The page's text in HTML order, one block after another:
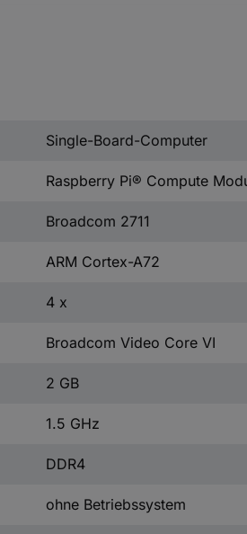
Single-Board-Computer
Raspberry Pi® Compute
Broadcom 2711
ARM Cortex-A72
4 x
Broadcom Video Core VI
2 GB
1.5 GHz
DDR4
ohne Betriebssystem